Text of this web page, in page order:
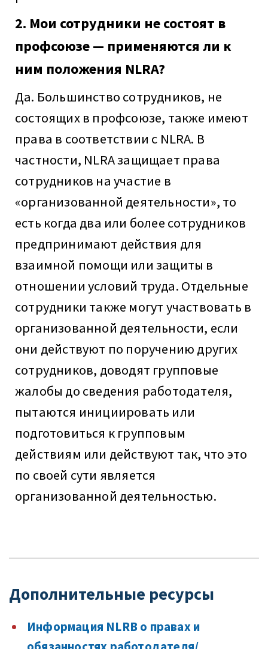
2. Мои сотрудники не состоят в
профсоюзе — применяются ли к
ним положения NLRA?
Да. Большинство сотрудников, не
состоящих в профсоюзе, также имеют
права в соответствии с NLRA. В
частности, NLRA защищает права
сотрудников на участие в
«организованной деятельности», то
есть когда два или более сотрудников
предпринимают действия для
взаимной помощи или защиты в
отношении условий труда. Отдельные
сотрудники также могут участвовать в
организованной деятельности, если
они действуют по поручению других
сотрудников, доводят групповые
жалобы до сведения работодателя,
пытаются инициировать или
подготовиться к групповым
действиям или действуют так, что это
по своей сути является
организованной деятельностью.
Дополнительные ресурсы
Информация NLRB о правах и